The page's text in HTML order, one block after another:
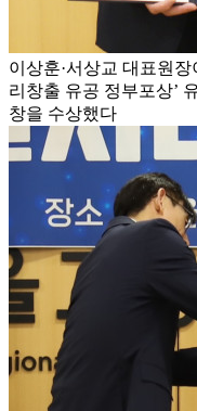
이상훈·서상교 대표원
리창출 유공 정부포상’
창을 수상했다